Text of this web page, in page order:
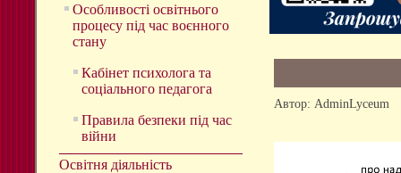
Особливості освітнього
процесу під час воєнного
стану
Кабінет психолога та
соціального педагога
Правила безпеки під час
війни
Освітня діяльність
Автор: AdminLyceum